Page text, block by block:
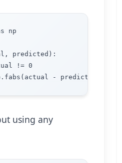
np
predicted):
!= 0
using any